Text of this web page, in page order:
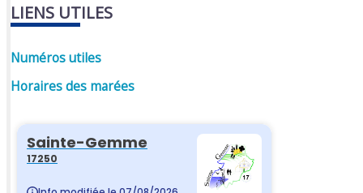
LIENS UTILES
Numéros utiles
Horaires des marées